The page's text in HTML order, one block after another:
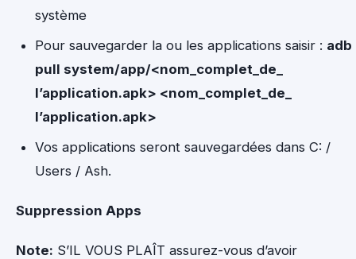
système
Pour sauvegarder la ou les applications saisir : adb
pull system/app/<nom_complet_de_
l’application.apk> <nom_complet_de_
l’application.apk>
Vos applications seront sauvegardées dans C: /
Users / Ash.
Suppression Apps
Note: S’IL VOUS PLAÎT assurez-vous d’avoir